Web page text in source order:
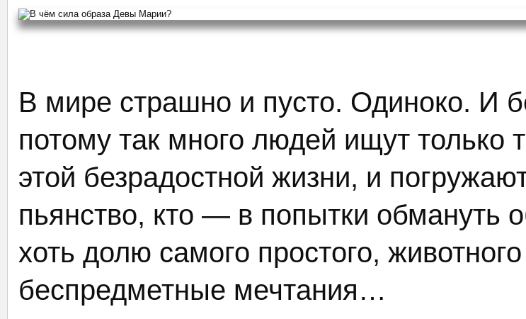
В мире страшно и пусто. Одиноко. И
потому так много людей ищут только
этой безрадостной жизни, и
пьянство, кто — в попытки обмануть
хоть долю самого простого,
беспредметные мечтания…